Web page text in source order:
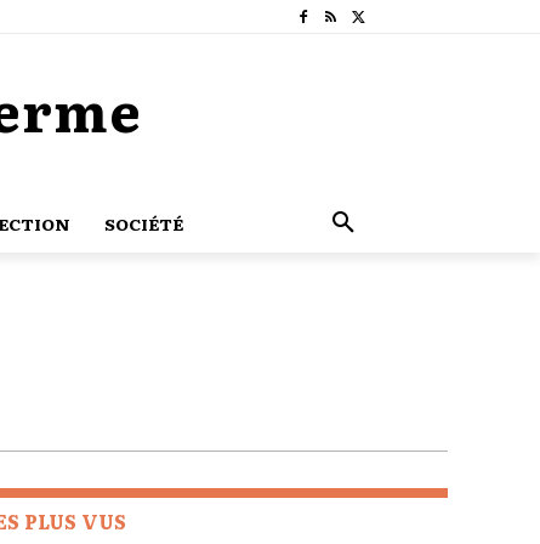
SOCIÉTÉ
PLUS VUS